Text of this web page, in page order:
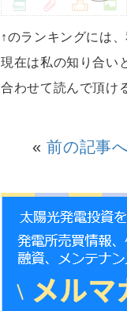
↑のランキングには
現在は私の知り合い
合わせて読んで頂け
«前の記事へ